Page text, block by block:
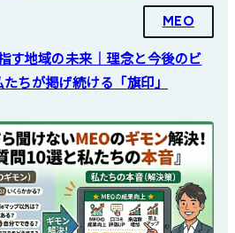
MEO
地域の未来｜理念と今後のビ
ちが掲げ続ける「旗印」